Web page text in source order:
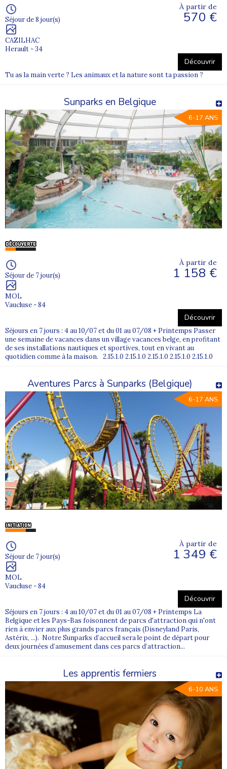
Séjour de 8 jour(s)
CAZILHAC
Herault - 34
À partir de
570 €
Découvrir
Tu as la main verte ? Les animaux et la nature sont ta passion ?
Sunparks en Belgique
6-17 ANS
Séjour de 7 jour(s)
MOL
Vaucluse - 84
À partir de
1 158 €
Découvrir
Séjours en 7 jours : 4 au 10/07 et du 01 au 07/08 + Printemps Passer
une semaine de vacances dans un village vacances belge, en profitant
de ses installations nautiques et sportives, tout en vivant au
quotidien comme à la maison. 2.15.1.0 2.15.1.0 2.15.1.0 2.15.1.0 2.15.1.0
Aventures Parcs à Sunparks (Belgique)
6-17 ANS
Séjour de 7 jour(s)
MOL
Vaucluse - 84
À partir de
1 349 €
Découvrir
Séjours en 7 jours : 4 au 10/07 et du 01 au 07/08 + Printemps La
Belgique et les Pays-Bas foisonnent de parcs d'attraction qui n'ont
rien à envier aux plus grands parcs français (Disneyland Paris,
Astérix, ...). Notre Sunparks d’accueil sera le point de départ pour
deux journées d’amusement dans ces parcs d’attraction...
Les apprentis fermiers
6-10 ANS